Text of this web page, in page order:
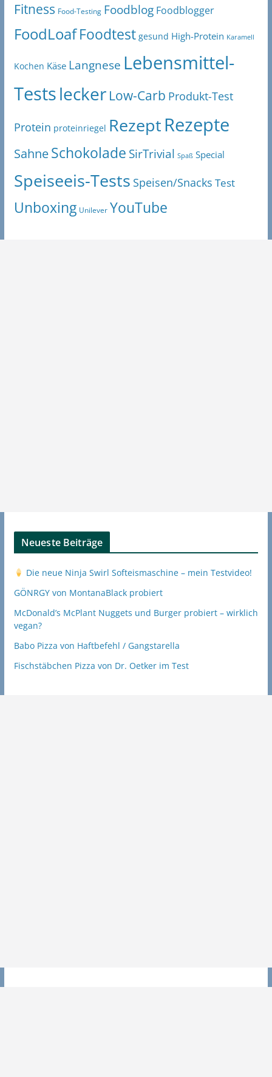
Fitness Food-Testing Foodblog Foodblogger
FoodLoaf Foodtest gesund High-Protein Karamell
Kochen Käse Langnese Lebensmittel-
Testslecker Low-Carb Produkt-Test
Protein proteinriegel RezeptRezepte
SahneSchokolade SirTrivial Spaß Special
Speiseeis-Tests Speisen/Snacks Test
Unboxing Unilever YouTube
Neueste Beiträge
Die neue Ninja Swirl Softeismaschine – mein Testvideo!
GÖNRGY von MontanaBlack probiert
McDonald’s McPlant Nuggets und Burger probiert – wirklich
vegan?
Babo Pizza von Haftbefehl / Gangstarella
Fischstäbchen Pizza von Dr. Oetker im Test